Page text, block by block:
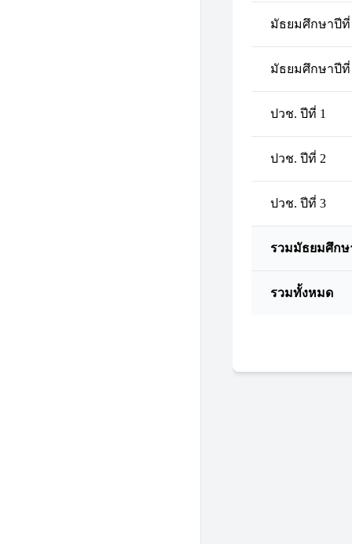
มัธยมศึกษาปีที่
มัธยมศึกษาปีที่
ปวช. ปีที่ 1
ปวช. ปีที่ 2
ปวช. ปีที่ 3
รวมมัธยมศึกษ
รวมทั้งหมด